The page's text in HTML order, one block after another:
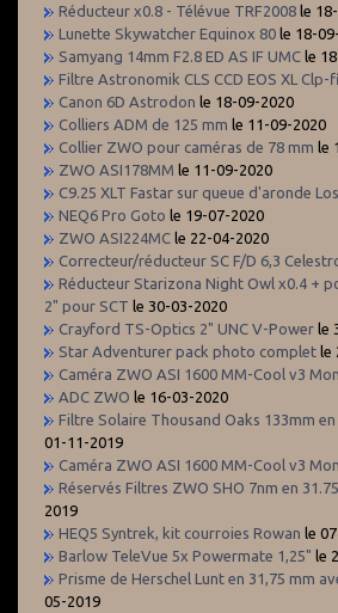
Réducteur x0.8 - Télévue TRF2008 le
Lunette Skywatcher Equinox 80 le 18-
Samyang 14mm F2.8 ED AS IF UMC le
Filtre Astronomik CLS CCD EOS XL Clp-
Canon 6D Astrodon le 18-09-2020
Colliers ADM de 125 mm le 11-09-2020
Collier ZWO pour caméras de 78 mm le
ZWO ASI178MM le 11-09-2020
C9.25 XLT Fastar sur queue d'aronde
NEQ6 Pro Goto le 19-07-2020
ZWO ASI224MC le 22-04-2020
Correcteur/réducteur SC F/D 6,3
Réducteur Starizona Night Owl x0.4 +
2" pour SCT le 30-03-2020
Crayford TS-Optics 2" UNC V-Power le
Star Adventurer pack photo complet le
Caméra ZWO ASI 1600 MM-Cool v3
ADC ZWO le 16-03-2020
Filtre Solaire Thousand Oaks 133mm en
01-11-2019
Caméra ZWO ASI 1600 MM-Cool v3
Réservés Filtres ZWO SHO 7nm en
2019
HEQ5 Syntrek, kit courroies Rowan le
Barlow TeleVue 5x Powermate 1,25" le
Prisme de Herschel Lunt en 31,75 mm
05-2019